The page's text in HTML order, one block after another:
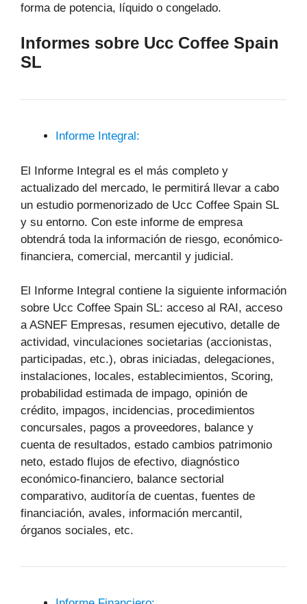
forma de potencia, líquido o congelado.
Informes sobre Ucc Coffee Spain
SL
Informe Integral:
El Informe Integral es el más completo y
actualizado del mercado, le permitirá llevar a cabo
un estudio pormenorizado de Ucc Coffee Spain SL
y su entorno. Con este informe de empresa
obtendrá toda la información de riesgo, económico-
financiera, comercial, mercantil y judicial.
El Informe Integral contiene la siguiente información
sobre Ucc Coffee Spain SL: acceso al RAI, acceso
a ASNEF Empresas, resumen ejecutivo, detalle de
actividad, vinculaciones societarias (accionistas,
participadas, etc.), obras iniciadas, delegaciones,
instalaciones, locales, establecimientos, Scoring,
probabilidad estimada de impago, opinión de
crédito, impagos, incidencias, procedimientos
concursales, pagos a proveedores, balance y
cuenta de resultados, estado cambios patrimonio
neto, estado flujos de efectivo, diagnóstico
económico-financiero, balance sectorial
comparativo, auditoría de cuentas, fuentes de
financiación, avales, información mercantil,
órganos sociales, etc.